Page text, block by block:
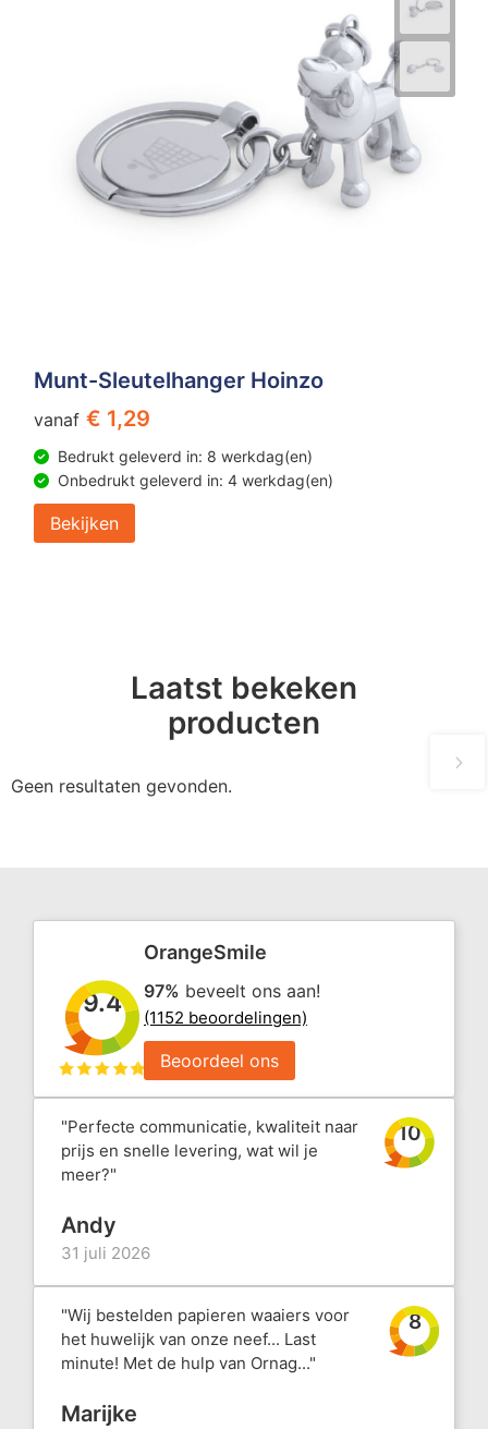
Munt-Sleutelhanger Hoinzo
vanaf € 1,29
Bedrukt geleverd in: 8 werkdag(en)
Onbedrukt geleverd in: 4 werkdag(en)
Bekijken
Laatst bekeken
producten
Geen resultaten gevonden.
9.4
OrangeSmile
97% beveelt ons aan!
(1152 beoordelingen)
Beoordeel ons
"Perfecte communicatie, kwaliteit naar
prijs en snelle levering, wat wil je
meer?"
10
Andy
31 juli 2026
"Wij bestelden papieren waaiers voor
het huwelijk van onze neef... Last
minute! Met de hulp van Ornag..."
8
Marijke